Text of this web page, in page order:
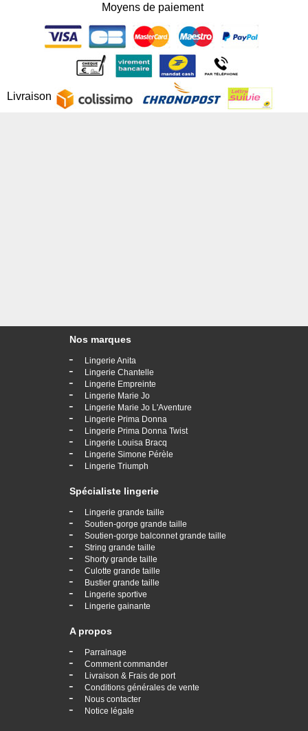
Moyens de paiement
Livraison
Nos marques
- Lingerie Anita
- Lingerie Chantelle
- Lingerie Empreinte
- Lingerie Marie Jo
- Lingerie Marie Jo L'Aventure
- Lingerie Prima Donna
- Lingerie Prima Donna Twist
- Lingerie Louisa Bracq
- Lingerie Simone Pérèle
- Lingerie Triumph
Spécialiste lingerie
- Lingerie grande taille
- Soutien-gorge grande taille
- Soutien-gorge balconnet grande taille
- String grande taille
- Shorty grande taille
- Culotte grande taille
- Bustier grande taille
- Lingerie sportive
- Lingerie gainante
A propos
- Parrainage
- Comment commander
- Livraison & Frais de port
- Conditions générales de vente
- Nous contacter
- Notice légale